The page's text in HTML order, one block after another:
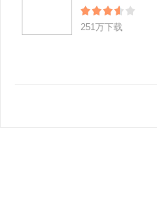
251万下载